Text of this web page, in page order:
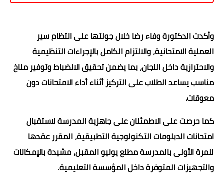
وأكدت الدكتورة وفاء رضا خلال جولتها على انتظام سير
العملية الامتحانية، والالتزام الكامل بالإجراءات التنظيمية
والاحترازية داخل اللجان، بما يضمن تحقيق الانضباط وتوفير مناخ
مناسب يساعد الطلاب على التركيز أثناء أداء الامتحانات دون
معوقات.
كما حرصت على الاطمئنان على جاهزية المدرسة لاستقبال
امتحانات الدبلومات التكنولوجية التطبيقية، المقرر عقدها
للمرة الأولى بالمدرسة مطلع يونيو المقبل، مشيدة بالإمكانات
والتجهيزات المتوفرة داخل المؤسسة التعليمية.